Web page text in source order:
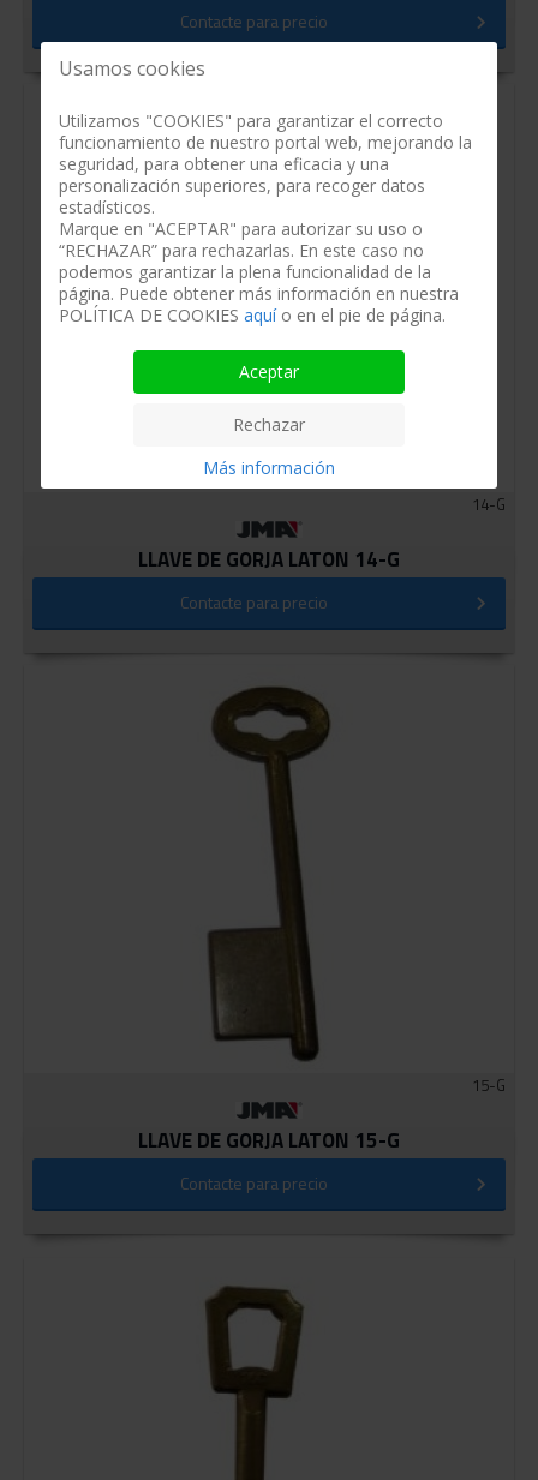
Contacte para precio
14-G
LLAVE DE GORJA LATON 14-G
Contacte para precio
15-G
LLAVE DE GORJA LATON 15-G
Contacte para precio
Usamos cookies
Utilizamos "COOKIES" para garantizar el correcto
funcionamiento de nuestro portal web, mejorando la
seguridad, para obtener una eficacia y una
personalización superiores, para recoger datos
estadísticos.
Marque en "ACEPTAR" para autorizar su uso o
“RECHAZAR” para rechazarlas. En este caso no
podemos garantizar la plena funcionalidad de la
página. Puede obtener más información en nuestra
POLÍTICA DE COOKIES aquío en el pie de página.
Aceptar
Rechazar
Más información